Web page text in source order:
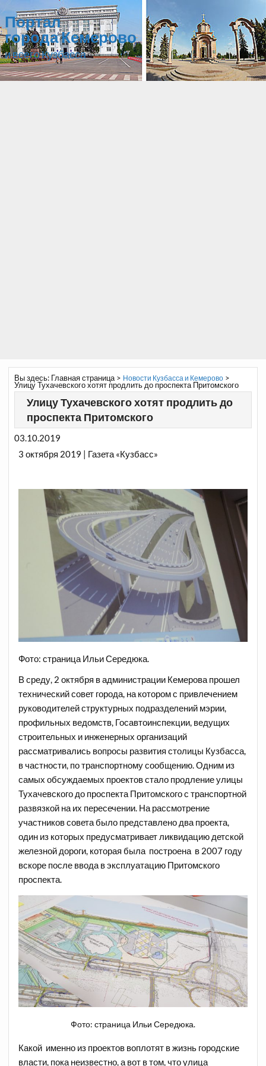
Портал
города Кемерово
и всего Кузбасса
Вы здесь: Главная страница> Новости Кузбасса и Кемерово>
Улицу Тухачевского хотят продлить до проспекта Притомского
Улицу Тухачевского хотят продлить до
проспекта Притомского
03.10.2019
3 октября 2019 | Газета «Кузбасс»
Фото: страница Ильи Середюка.
В среду, 2 октября в администрации Кемерова прошел
технический совет города, на котором с привлечением
руководителей структурных подразделений мэрии,
профильных ведомств, Госавтоинспекции, ведущих
строительных и инженерных организаций
рассматривались вопросы развития столицы Кузбасса,
в частности, по транспортному сообщению. Одним из
самых обсуждаемых проектов стало продление улицы
Тухачевского до проспекта Притомского с транспортной
развязкой на их пересечении. На рассмотрение
участников совета было представлено два проекта,
один из которых предусматривает ликвидацию детской
железной дороги, которая была построена в 2007 году
вскоре после ввода в эксплуатацию Притомского
проспекта.
Фото: страница Ильи Середюка.
Какой именно из проектов воплотят в жизнь городские
власти, пока неизвестно, а вот в том, что улица